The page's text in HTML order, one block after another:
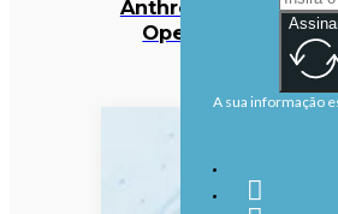
Anthropic e
OpenAI
A sua informação